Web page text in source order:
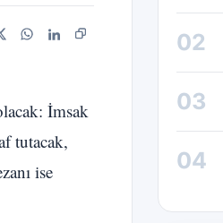
WhatsApp
LinkedInBağlantıyı kopyala
İmsak
tutacak,
ise
02
03
04